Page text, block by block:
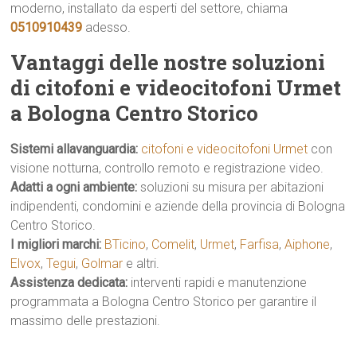
moderno, installato da esperti del settore, chiama
0510910439 adesso.
Vantaggi delle nostre soluzioni
di citofoni e videocitofoni Urmet
a Bologna Centro Storico
Sistemi allavanguardia: citofoni e videocitofoni Urmet con
visione notturna, controllo remoto e registrazione video.
Adatti a ogni ambiente: soluzioni su misura per abitazioni
indipendenti, condomini e aziende della provincia di Bologna
Centro Storico.
I migliori marchi: BTicino, Comelit, Urmet, Farfisa,Aiphone,
Elvox,Tegui, Golmar e altri.
Assistenza dedicata: interventi rapidi e manutenzione
programmata a Bologna Centro Storico per garantire il
massimo delle prestazioni.